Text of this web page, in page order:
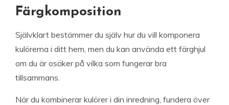
Färgkomposition
Självklart bestämmer du själv hur du vill komponera
kulörerna i ditt hem, men du kan använda ett färghjul
om du är osäker på vilka som fungerar bra
tillsammans.
När du kombinerar kulörer i din inredning, fundera över